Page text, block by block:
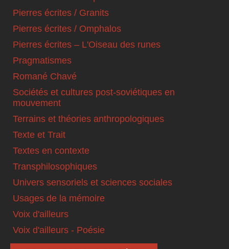
Pierres écrites / Granits
Pierres écrites / Omphalos
Pierres écrites – L'Oiseau des runes
Pragmatismes
Romané Chavé
Sociétés et cultures post-soviétiques en
mouvement
Terrains et théories anthropologiques
Texte et Trait
Textes en contexte
Transphilosophiques
Univers sensoriels et sciences sociales
Usages de la mémoire
Voix d'ailleurs
Voix d'ailleurs - Poésie